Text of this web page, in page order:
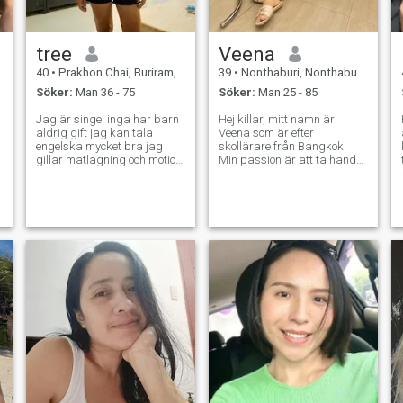
tree
40 • Prakhon Chai, Buriram, Thailand
Söker: Man 36 - 75
Jag är singel inga har barn
aldrig gift jag kan tala
engelska mycket bra jag
gillar matlagning och motion
emot och lång tid relation
med ärlighet man jag bryr
mig inte Jag vet inte vad jag
vill göra, men jag vet inte vad
jag vill göra.
Veena
39 • Nonthaburi, Nonthaburi, Thailand
Söker: Man 25 - 85
Hej killar, mitt namn är
Veena som är efter
skollärare från Bangkok.
Min passion är att ta hand
välbefinnande som medan
jag älskar att springa och
göra min kropp passar. Jag
älskar också shopping och
resor